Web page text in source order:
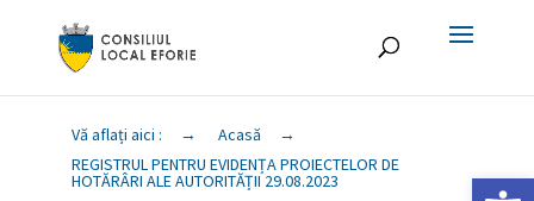
Deschide
Vă aflați aici : → Acasă
→
REGISTRUL PENTRU EVIDENȚA PROIECTELOR DE
HOTĂRÂRI ALE AUTORITĂȚII 29.08.2023